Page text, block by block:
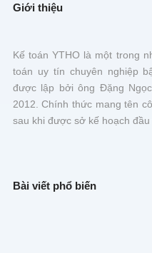
Giới thiệu
Kế toán YTHO là một trong
toán uy tín chuyên nghiệp
được lập bởi ông Đặng
2012. Chính thức mang tên
sau khi được sở kế hoạch
Bài viết phổ biến